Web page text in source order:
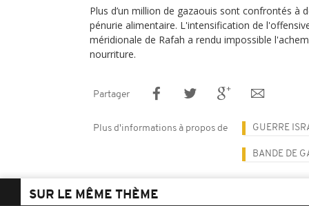
Plus d’un million de gazaouis sont confrontés à
pénurie alimentaire. L'intensification de
méridionale de Rafah a rendu impossible
nourriture.
Partager
Plus d'informations à propos de GUERRE
BANDE DE
SUR LE MÊME THÈME